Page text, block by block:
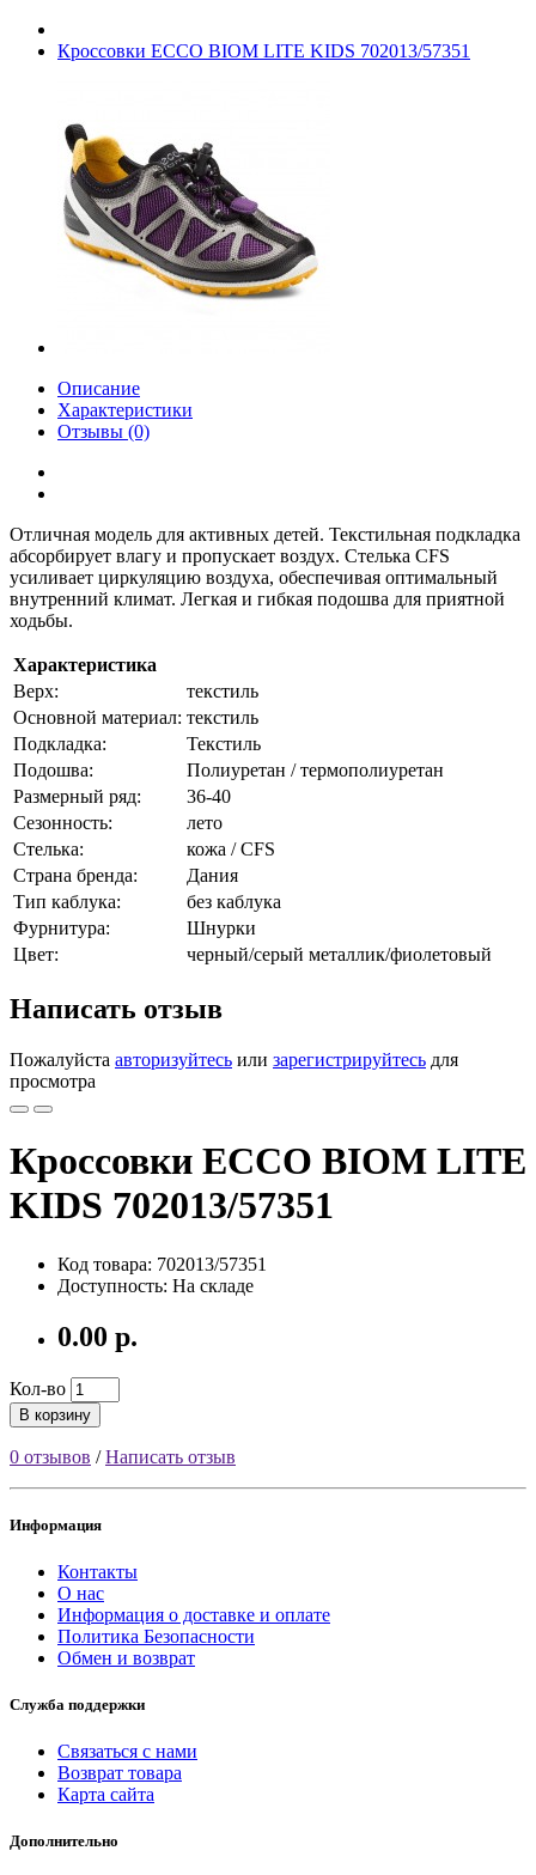
Кроссовки ECCO BIOM LITE KIDS 702013/57351
Описание
Характеристики
Отзывы (0)
Отличная модель для активных детей. Текстильная подкладка
абсорбирует влагу и пропускает воздух. Стелька CFS
усиливает циркуляцию воздуха, обеспечивая оптимальный
внутренний климат. Легкая и гибкая подошва для приятной
ходьбы.
Характеристика
Верх:
текстиль
Основной материал: текстиль
Подкладка:
Текстиль
Подошва:
Полиуретан / термополиуретан
Размерный ряд:
36-40
Сезонность:
лето
Стелька:
кожа / CFS
Страна бренда:
Дания
Тип каблука:
без каблука
Фурнитура:
Шнурки
Цвет:
черный/серый металлик/фиолетовый
Написать отзыв
Пожалуйста авторизуйтесь или зарегистрируйтесь для
просмотра
Кроссовки ECCO BIOM LITE
KIDS 702013/57351
Код товара: 702013/57351
Доступность: На складе
0.00 р.
Кол-во
В корзину
0 отзывов /Написать отзыв
Информация
Контакты
О нас
Информация о доставке и оплате
Политика Безопасности
Обмен и возврат
Служба поддержки
Связаться с нами
Возврат товара
Карта сайта
Дополнительно